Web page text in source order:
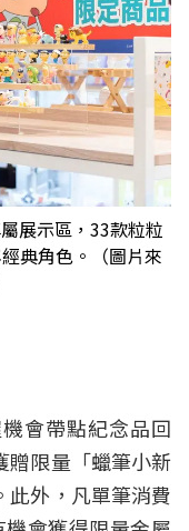
展示區，33款粒粒
典角色。（圖片來
會帶點紀念品回
贈限量「蠟筆小新
此外，凡單筆消費